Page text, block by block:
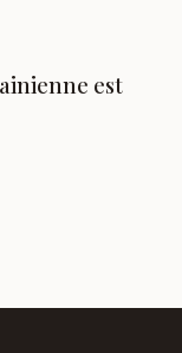
est